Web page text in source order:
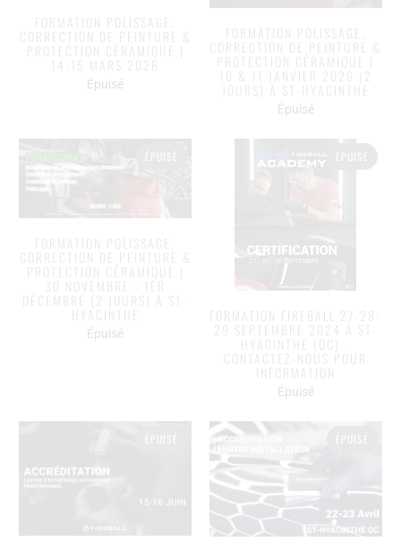
FORMATION POLISSAGE,
CORRECTION DE PEINTURE &
PROTECTION CÉRAMIQUE |
14-15 MARS 2026
Épuisé
FORMATION POLISSAGE,
CORRECTION DE PEINTURE &
PROTECTION CÉRAMIQUE |
10 & 11 JANVIER 2026 (2
JOURS) À ST-HYACINTHE
Épuisé
FORMATION POLISSAGE,
CORRECTION DE PEINTURE &
PROTECTION CÉRAMIQUE |
30 NOVEMBRE - 1ER
DÉCEMBRE (2 JOURS) À ST-
HYACINTHE
Épuisé
FORMATION FIREBALL 27-28-
29 SEPTEMBRE 2024 À ST-
HYACINTHE (QC) -
CONTACTEZ-NOUS POUR
INFORMATION
Épuisé